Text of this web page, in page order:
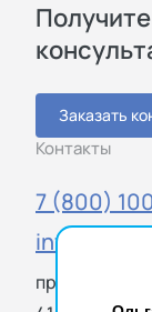
Заказать
Контакты
7 (800)
пр.